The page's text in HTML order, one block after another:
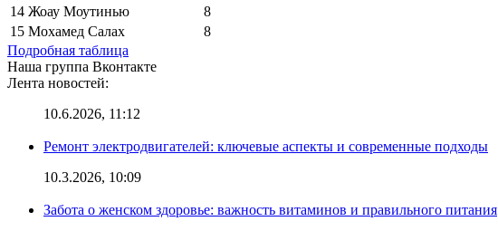
14 Жоау Моутинью
8
15 Мохамед Салах
8
Подробная таблица
Наша группа Вконтакте
Лента новостей:
10.6.2026, 11:12
Ремонт электродвигателей: ключевые аспекты и современные подходы
10.3.2026, 10:09
Забота о женском здоровье: важность витаминов и правильного питания